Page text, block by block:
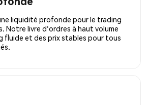
liquidité profonde pour le trading
Notre livre d'ordres à haut volume
fluide et des prix stables pour tous